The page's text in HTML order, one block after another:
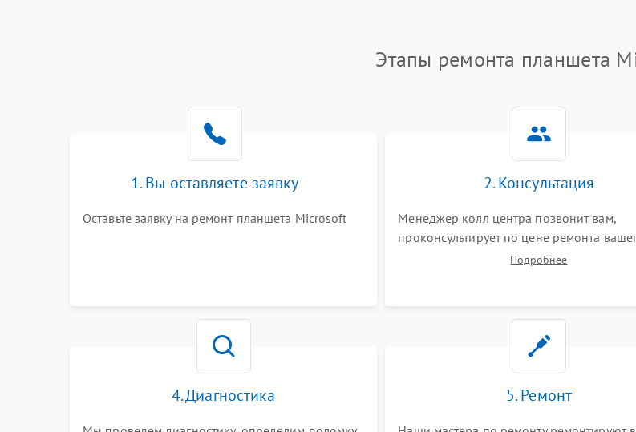
Этапы ремонта планшета
1. Вы оставляете заявку
Оставьте заявку на ремонт планшета Microsoft
2. Консультация
Менеджер колл центра позвонит вам,
проконсультирует по цене ремонта
планшета а также ответит на все ваши
Подробнее
4. Диагностика 5. Ремонт